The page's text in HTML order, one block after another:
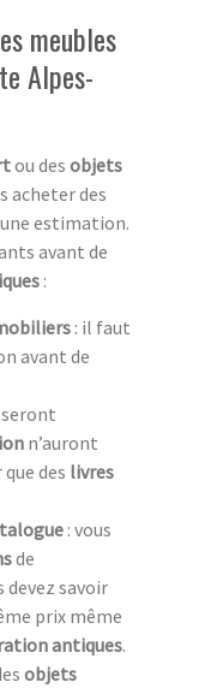
meubles
Alpes-
ou des objets
acheter des
estimation.
avant de
:
: il faut
avant de
seront
n’auront
des livres
: vous
de
devez savoir
prix même
antiques.
objets